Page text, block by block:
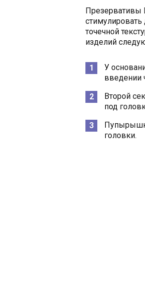
Презервативы
стимулировать
точечной
изделий
У
введении
Второй
под
головки.